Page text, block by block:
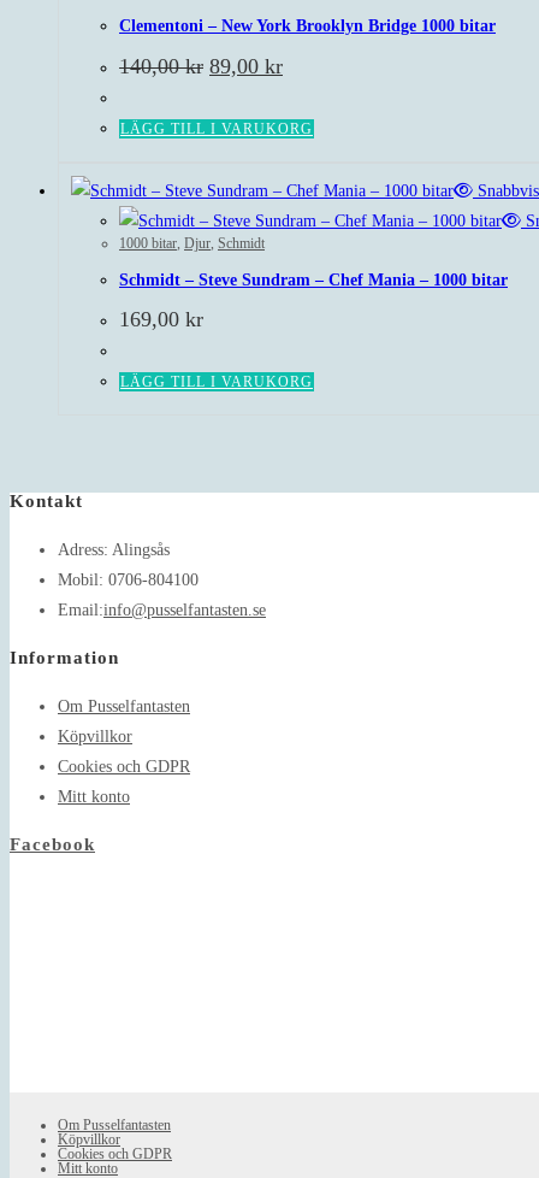
Clementoni – New York Brooklyn Bridge 1000 bitar
140,00kr Det
ursprungliga
var:
89,00 krDet
nuvarande
är:
LÄGG TILL I VARUKORG
1000 bitar, Djur, Schmidt
Schmidt – Steve Sundram – Chef Mania – 1000 bitar
169,00 kr
LÄGG TILL I VARUKORG
Kontakt
Adress: Alingsås
Mobil: 0706-804100
Email:info@pusselfantasten.seOpens
Information
Om Pusselfantasten
Köpvillkor
Cookies och GDPR
Mitt konto
Facebook
Om Pusselfantasten
Köpvillkor
Cookies och GDPR
Mitt konto